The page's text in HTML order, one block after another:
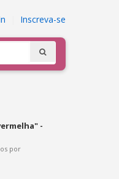
Inscreva-se
-
por